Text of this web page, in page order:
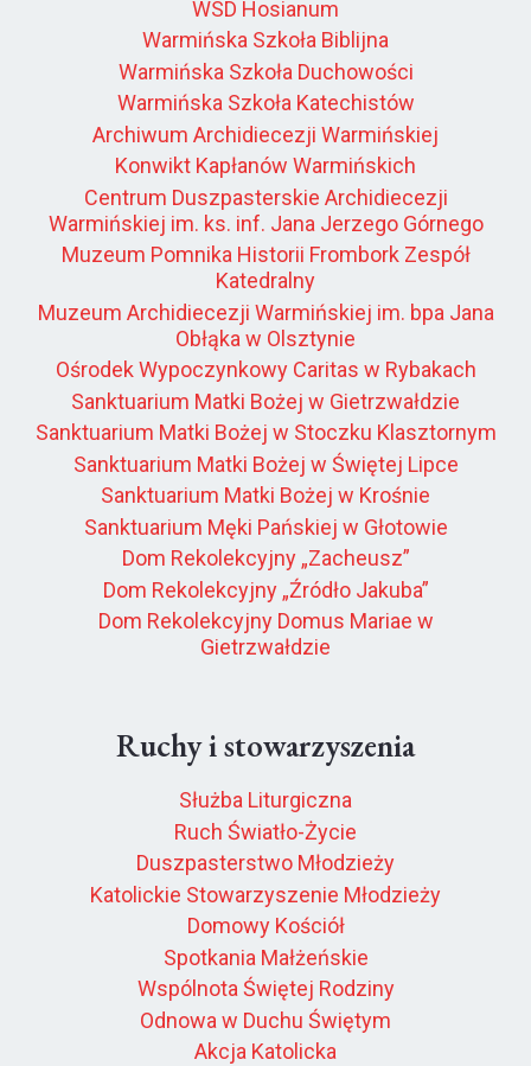
WSD Hosianum
Warmińska Szkoła Biblijna
Warmińska Szkoła Duchowości
Warmińska Szkoła Katechistów
Archiwum Archidiecezji Warmińskiej
Konwikt Kapłanów Warmińskich
Centrum Duszpasterskie Archidiecezji
Warmińskiej im. ks. inf. Jana Jerzego Górnego
Muzeum Pomnika Historii Frombork Zespół
Katedralny
Muzeum Archidiecezji Warmińskiej im. bpa Jana
Obłąka w Olsztynie
Ośrodek Wypoczynkowy Caritas w Rybakach
Sanktuarium Matki Bożej w Gietrzwałdzie
Sanktuarium Matki Bożej w Stoczku Klasztornym
Sanktuarium Matki Bożej w Świętej Lipce
Sanktuarium Matki Bożej w Krośnie
Sanktuarium Męki Pańskiej w Głotowie
Dom Rekolekcyjny „Zacheusz”
Dom Rekolekcyjny „Źródło Jakuba”
Dom Rekolekcyjny Domus Mariae w
Gietrzwałdzie
Ruchy i stowarzyszenia
Służba Liturgiczna
Ruch Światło-Życie
Duszpasterstwo Młodzieży
Katolickie Stowarzyszenie Młodzieży
Domowy Kościół
Spotkania Małżeńskie
Wspólnota Świętej Rodziny
Odnowa w Duchu Świętym
Akcja Katolicka